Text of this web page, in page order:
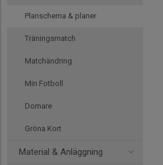
Planschema & planer
Träningsmatch
Matchändring
Min Fotboll
Domare
Gröna Kort
Material & Anläggning